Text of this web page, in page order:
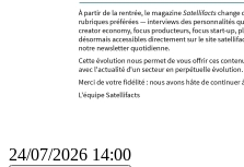
24/07/2026 14:00